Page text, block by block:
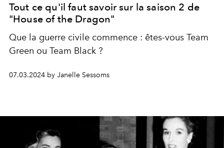
Tout ce qu'il faut savoir sur la saison 2 de
"House of the Dragon"
Que la guerre civile commence : êtes-vous Team
Green ou Team Black ?
07.03.2024 by Janelle Sessoms